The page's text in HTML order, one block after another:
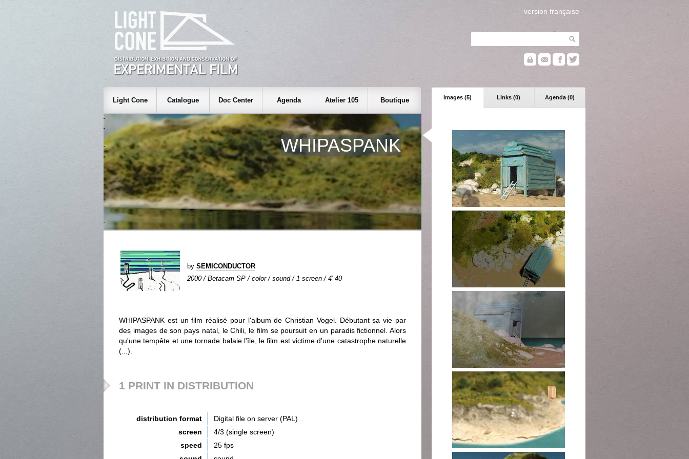
version française
Images (5) Links (0) Agenda (0)
Light Cone Catalogue Doc Center Agenda Atelier 105 Boutique
WHIPASPANK
by SEMICONDUCTOR
2000 / Betacam SP / color / sound / 1 screen / 4' 40
WHIPASPANK est un film réalisé pour l'album de Christian Vogel. Débutant sa vie par
des images de son pays natal, le Chili, le film se poursuit en un paradis fictionnel. Alors
qu'une tempête et une tornade balaie l'île, le film est victime d'une catastrophe naturelle
(...).
1 PRINT IN DISTRIBUTION
distribution format
Digital file on server (PAL)
screen
4/3 (single screen)
speed
25 fps